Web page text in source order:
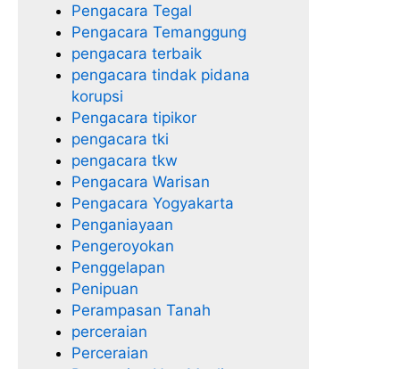
Pengacara Tegal
Pengacara Temanggung
pengacara terbaik
pengacara tindak pidana
korupsi
Pengacara tipikor
pengacara tki
pengacara tkw
Pengacara Warisan
Pengacara Yogyakarta
Penganiayaan
Pengeroyokan
Penggelapan
Penipuan
Perampasan Tanah
perceraian
Perceraian